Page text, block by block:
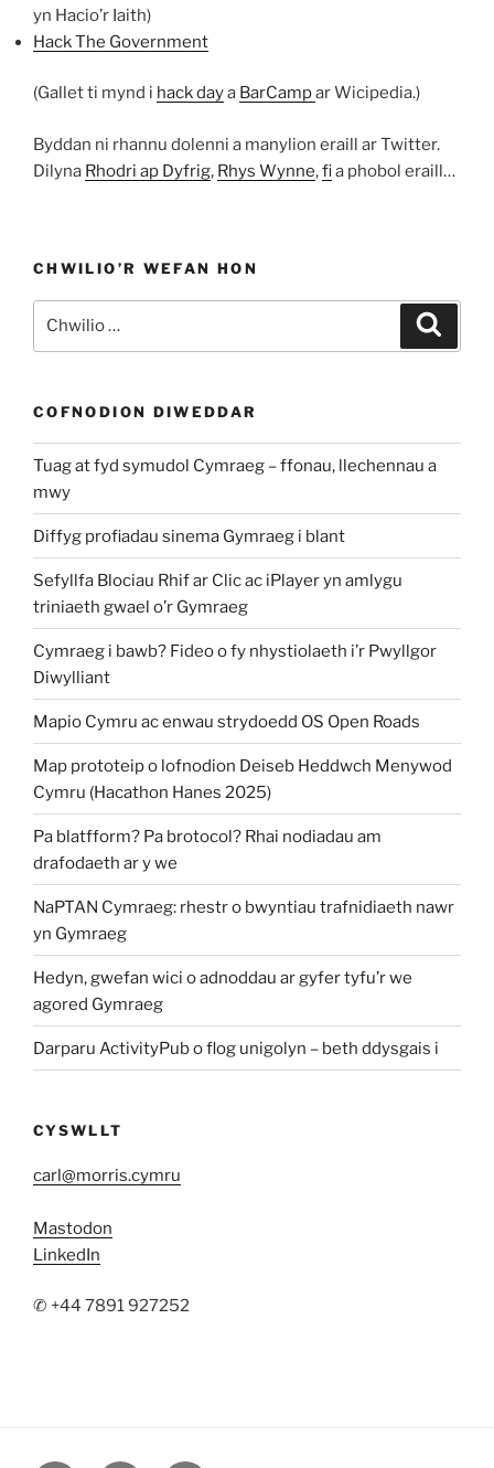
yn Hacio’r Iaith)
Hack The Government
(Gallet ti mynd i hack daya BarCampar Wicipedia.)
Byddan ni rhannu dolenni a manylion eraill ar Twitter.
Dilyna Rhodri ap Dyfrig, Rhys Wynne,fia phobol eraill…
CHWILIO’R WEFAN HON
am:
COFNODION DIWEDDAR
Tuag at fyd symudol Cymraeg – ffonau, llechennau a
mwy
Diffyg profiadau sinema Gymraeg i blant
Sefyllfa Blociau Rhif ar Clic ac iPlayer yn amlygu
triniaeth gwael o’r Gymraeg
Cymraeg i bawb? Fideo o fy nhystiolaeth i’r Pwyllgor
Diwylliant
Mapio Cymru ac enwau strydoedd OS Open Roads
Map prototeip o lofnodion Deiseb Heddwch Menywod
Cymru (Hacathon Hanes 2025)
Pa blatfform? Pa brotocol? Rhai nodiadau am
drafodaeth ar y we
NaPTAN Cymraeg: rhestr o bwyntiau trafnidiaeth nawr
yn Gymraeg
Hedyn, gwefan wici o adnoddau ar gyfer tyfu’r we
agored Gymraeg
Darparu ActivityPub o flog unigolyn – beth ddysgais i
CYSWLLT
carl@morris.cymru
Mastodon
LinkedIn
✆ +44 7891 927252